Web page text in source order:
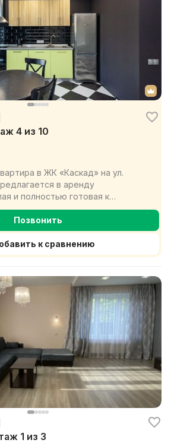
4 из 10
в ЖК «Каскад» на ул.
в аренду
и полностью готовая к
...
Позвонить
к сравнению
1 из 3